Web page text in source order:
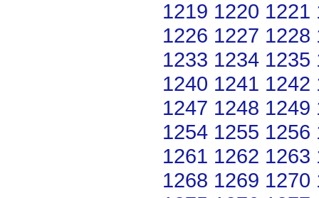
1219 1220 1221
1226 1227 1228
1233 1234 1235
1240 1241 1242
1247 1248 1249
1254 1255 1256
1261 1262 1263
1268 1269 1270